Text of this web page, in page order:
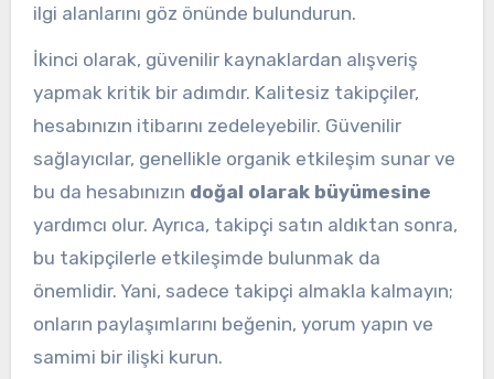
ilgi alanlarını göz önünde bulundurun.
İkinci olarak, güvenilir kaynaklardan alışveriş
yapmak kritik bir adımdır. Kalitesiz takipçiler,
hesabınızın itibarını zedeleyebilir. Güvenilir
sağlayıcılar, genellikle organik etkileşim sunar ve
bu da hesabınızın doğal olarak büyümesine
yardımcı olur. Ayrıca, takipçi satın aldıktan sonra,
bu takipçilerle etkileşimde bulunmak da
önemlidir. Yani, sadece takipçi almakla kalmayın;
onların paylaşımlarını beğenin, yorum yapın ve
samimi bir ilişki kurun.